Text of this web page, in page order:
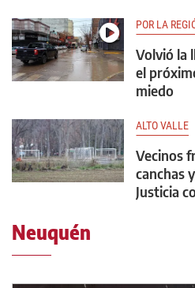
POR LA
Volvió la
el
miedo
ALTO VALLE
Vecinos
canchas
Justicia
Neuquén